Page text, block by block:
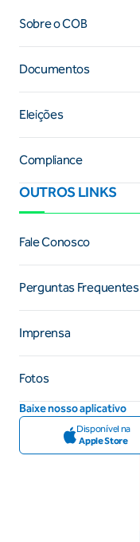
Sobre o COB
Documentos
Eleições
Compliance
OUTROS LINKS
Fale Conosco
Perguntas Frequentes
Imprensa
Fotos
Baixe nosso aplicativo
Disponível na
Apple Store